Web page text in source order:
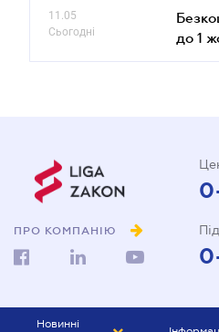
11.05
Сьогодні
до 1
ПРО КОМПАНІЮ
Новинні